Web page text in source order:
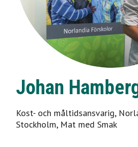
Johan
Kost- och måltidsansvarig,
Stockholm, Mat med Smak